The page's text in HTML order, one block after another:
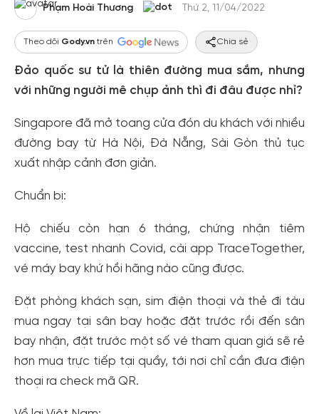
Phạm Hoài Thương Thứ 2, 11/04/2022
Theo dõi Gody.vntrên Chia sẻ
Đảo quốc sư tử là thiên đường mua sắm, nhưng
với những người mê chụp ảnh thì đi đâu được nhỉ?
Singapore đã mở toang cửa đón du khách với nhiều
đường bay từ Hà Nội, Đà Nẵng, Sài Gòn thủ tục
xuất nhập cảnh đơn giản.
Chuẩn bị:
Hộ chiếu còn hạn 6 tháng, chứng nhận tiêm
vaccine, test nhanh Covid, cài app TraceTogether,
vé máy bay khứ hồi hãng nào cũng được.
Đặt phòng khách sạn, sim điện thoại và thẻ đi tàu
mua ngay tại sân bay hoặc đặt trước rồi đến sân
bay nhận, đặt trước một số vé tham quan giá sẽ rẻ
hơn mua trực tiếp tại quầy, tới nơi chỉ cần đưa điện
thoại ra check mã QR.